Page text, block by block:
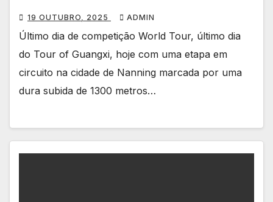
19 OUTUBRO, 2025 ADMIN
Último dia de competição World Tour, último dia
do Tour of Guangxi, hoje com uma etapa em
circuito na cidade de Nanning marcada por uma
dura subida de 1300 metros…